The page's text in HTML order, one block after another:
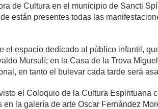
de Cultura en el municipio de Sancti
están presentes todas las
el espacio dedicado al público infantil,
Mursulí; en la Casa de la Trova
en tanto el bulevar cada tarde será
el Coloquio de la Cultura
la galería de arte Oscar Fernández